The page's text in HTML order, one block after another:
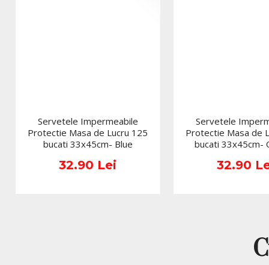
Servetele Impermeabile
Protectie Masa de Lucru 125
bucati 33x45cm- Blue
32.90 Lei
Servetele
Protectie Masa de
bucati 33x45cm-
32.90